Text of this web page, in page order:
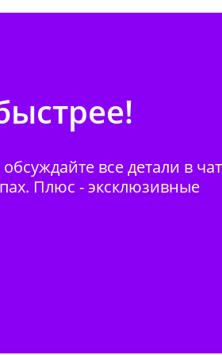
все детали в
Плюс - эксклюзивные